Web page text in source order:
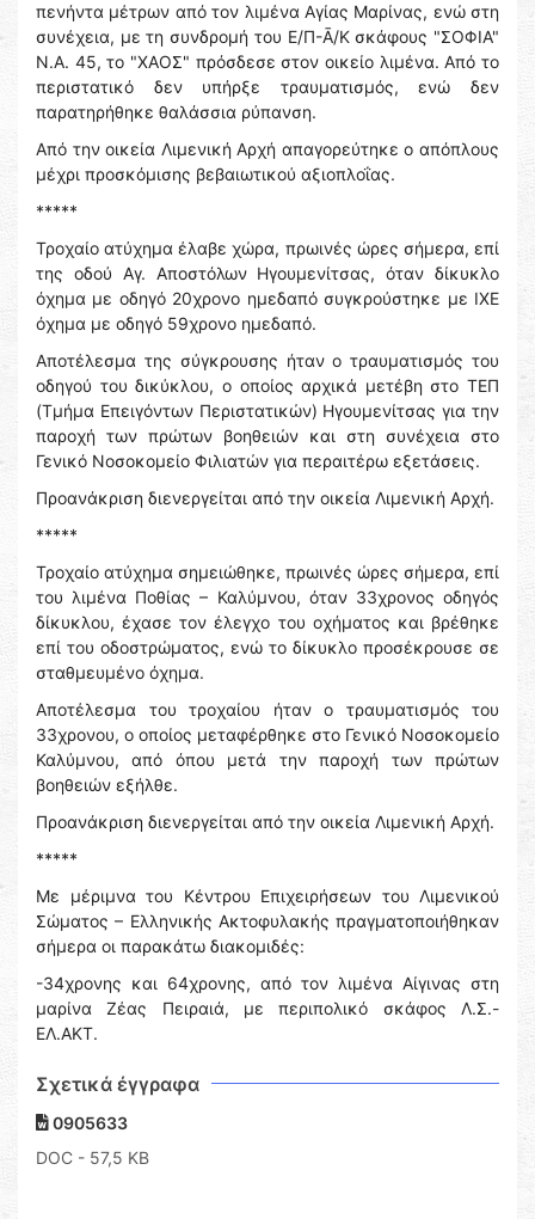
πενήντα μέτρων από τον λιμένα Αγίας Μαρίνας, ενώ στη
συνέχεια, με τη συνδρομή του Ε/Π-Ᾱ/Κ σκάφους "ΣΟΦΙΑ"
Ν.Α. 45, το "ΧΑΟΣ" πρόσδεσε στον οικείο λιμένα. Από το
περιστατικό δεν υπήρξε τραυματισμός, ενώ δεν
παρατηρήθηκε θαλάσσια ρύπανση.
Από την οικεία Λιμενική Αρχή απαγορεύτηκε ο απόπλους
μέχρι προσκόμισης βεβαιωτικού αξιοπλοΐας.
*****
Τροχαίο ατύχημα έλαβε χώρα, πρωινές ώρες σήμερα, επί
της οδού Αγ. Αποστόλων Ηγουμενίτσας, όταν δίκυκλο
όχημα με οδηγό 20χρονο ημεδαπό συγκρούστηκε με ΙΧΕ
όχημα με οδηγό 59χρονο ημεδαπό.
Αποτέλεσμα της σύγκρουσης ήταν ο τραυματισμός του
οδηγού του δικύκλου, ο οποίος αρχικά μετέβη στο ΤΕΠ
(Τμήμα Επειγόντων Περιστατικών) Ηγουμενίτσας για την
παροχή των πρώτων βοηθειών και στη συνέχεια στο
Γενικό Νοσοκομείο Φιλιατών για περαιτέρω εξετάσεις.
Προανάκριση διενεργείται από την οικεία Λιμενική Αρχή.
*****
Τροχαίο ατύχημα σημειώθηκε, πρωινές ώρες σήμερα, επί
του λιμένα Ποθίας – Καλύμνου, όταν 33χρονος οδηγός
δίκυκλου, έχασε τον έλεγχο του οχήματος και βρέθηκε
επί του οδοστρώματος, ενώ το δίκυκλο προσέκρουσε σε
σταθμευμένο όχημα.
Αποτέλεσμα του τροχαίου ήταν ο τραυματισμός του
33χρονου, ο οποίος μεταφέρθηκε στο Γενικό Νοσοκομείο
Καλύμνου, από όπου μετά την παροχή των πρώτων
βοηθειών εξήλθε.
Προανάκριση διενεργείται από την οικεία Λιμενική Αρχή.
*****
Με μέριμνα του Κέντρου Επιχειρήσεων του Λιμενικού
Σώματος – Ελληνικής Ακτοφυλακής πραγματοποιήθηκαν
σήμερα οι παρακάτω διακομιδές:
-34χρονης και 64χρονης, από τον λιμένα Αίγινας στη
μαρίνα Ζέας Πειραιά, με περιπολικό σκάφος Λ.Σ.-
ΕΛ.ΑΚΤ.
Σχετικά έγγραφα
0905633
DOC - 57,5 KB